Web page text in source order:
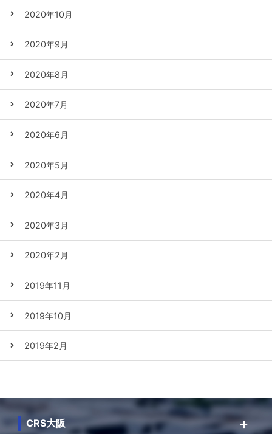
2020年10月
2020年9月
2020年8月
2020年7月
2020年6月
2020年5月
2020年4月
2020年3月
2020年2月
2019年11月
2019年10月
2019年2月
CRS大阪